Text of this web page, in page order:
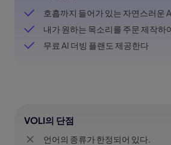
호흡까지 들어가 있는 자연스러운
내가 원하는 목소리를 주문 제작하
무료 AI 더빙 플랜도 제공한다
VOLI의 단점
언어의 종류가 한정되어 있다.